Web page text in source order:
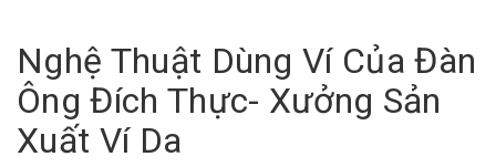
Nghệ Thuật Dùng Ví Của Đàn
Ông Đích Thực- Xưởng Sản
Xuất Ví Da